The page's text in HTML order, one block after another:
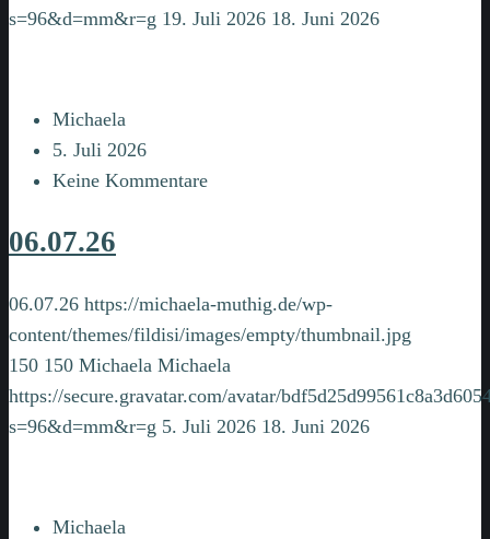
s=96&d=mm&r=g 19. Juli 2026 18. Juni 2026
Michaela
5. Juli 2026
Keine Kommentare
06.07.26
06.07.26 https://michaela-muthig.de/wp-
content/themes/fildisi/images/empty/thumbnail.jpg
150 150 Michaela Michaela
https://secure.gravatar.com/avatar/
s=96&d=mm&r=g 5. Juli 2026 18. Juni 2026
Michaela